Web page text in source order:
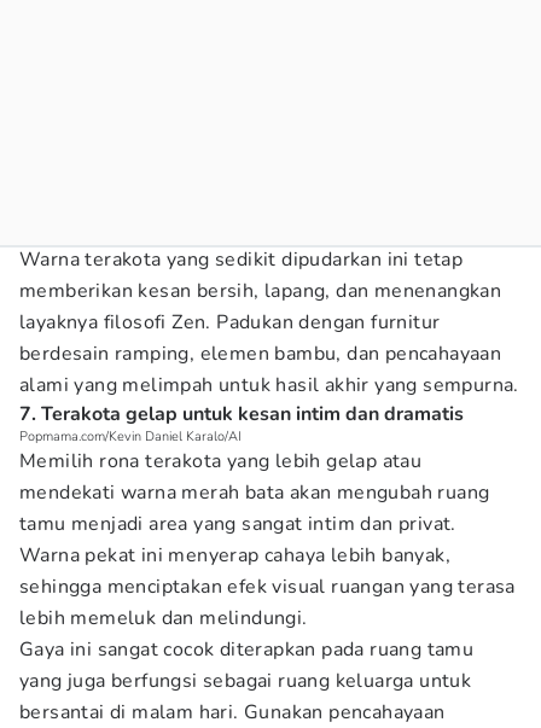
Warna terakota yang sedikit dipudarkan ini tetap
memberikan kesan bersih, lapang, dan menenangkan
layaknya filosofi Zen. Padukan dengan furnitur
berdesain ramping, elemen bambu, dan pencahayaan
alami yang melimpah untuk hasil akhir yang sempurna.
7. Terakota gelap untuk kesan intim dan dramatis
Popmama.com/Kevin Daniel Karalo/AI
Memilih rona terakota yang lebih gelap atau
mendekati warna merah bata akan mengubah ruang
tamu menjadi area yang sangat intim dan privat.
Warna pekat ini menyerap cahaya lebih banyak,
sehingga menciptakan efek visual ruangan yang terasa
lebih memeluk dan melindungi.
Gaya ini sangat cocok diterapkan pada ruang tamu
yang juga berfungsi sebagai ruang keluarga untuk
bersantai di malam hari. Gunakan pencahayaan